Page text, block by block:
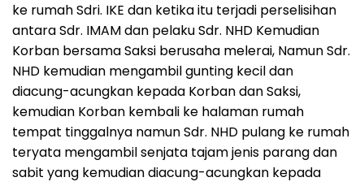
ke rumah Sdri. IKE dan ketika itu terjadi perselisihan
antara Sdr. IMAM dan pelaku Sdr. NHD Kemudian
Korban bersama Saksi berusaha melerai, Namun Sdr.
NHD kemudian mengambil gunting kecil dan
diacung-acungkan kepada Korban dan Saksi,
kemudian Korban kembali ke halaman rumah
tempat tinggalnya namun Sdr. NHD pulang ke rumah
teryata mengambil senjata tajam jenis parang dan
sabit yang kemudian diacung-acungkan kepada